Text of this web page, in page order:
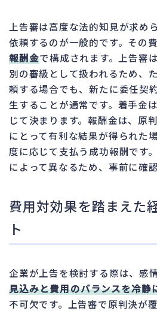
上告審は高度な法的知見が求め
依頼するのが一般的です。その
報酬金で構成されます。上告審
別の審級として扱われるため、
頼する場合でも、新たに委任契
生することが通常です。着手金
じて決まります。報酬金は、原
にとって有利な結果が得られた
度に応じて支払う成功報酬です
によって異なるため、事前に確
費用対効果を踏まえた
ト
企業が上告を検討する際は、感
見込みと費用のバランスを冷静
不可欠です。上告審で原判決が